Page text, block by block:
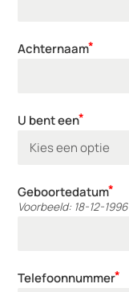
Achternaam
U bent een
Geboortedatum
Voorbeeld: 18-12-1996
Telefoonnummer